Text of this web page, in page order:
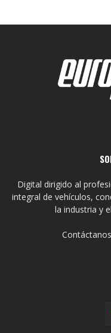
Digital dirigido al
integral de vehículos,
la industria y